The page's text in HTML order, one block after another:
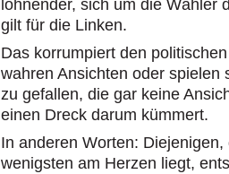
lohnender, sich um die Wähler
gilt für die Linken.
Das korrumpiert den
wahren Ansichten oder spielen
zu gefallen, die gar keine
einen Dreck darum kümmert.
In anderen Worten:
wenigsten am Herzen liegt,